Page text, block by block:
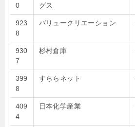
0
グス
923
8
バリュークリエーション
930
7
杉村倉庫
399
8
すららネット
409
4
日本化学産業